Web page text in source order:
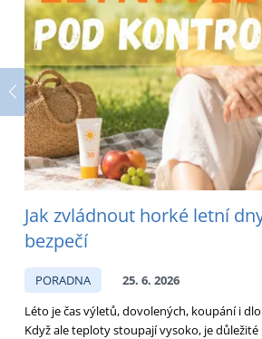
Jak zvládnout horké letní
bezpečí
PORADNA
25. 6. 2026
Léto je čas výletů, dovolených, koupání i
Když ale teploty stoupají vysoko, je